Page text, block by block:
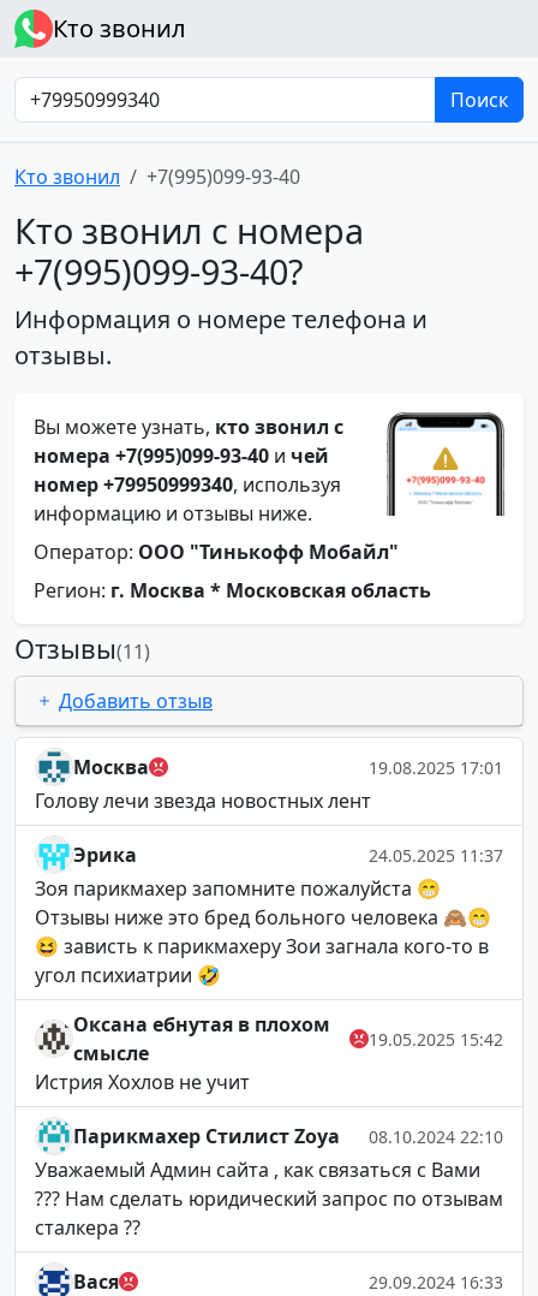
Кто звонил
Поиск
Кто звонил +7(995)099-93-40
Кто звонил с номера
+7(995)099-93-40?
Информация о номере телефона и
отзывы.
Вы можете узнать, кто звонил с
номера +7(995)099-93-40 и чей
номер +79950999340, используя
информацию и отзывы ниже.
Оператор: ООО "Тинькофф Мобайл"
Регион: г. Москва * Московская область
Отзывы(11)
Добавить отзыв
Москва 19.08.2025 17:01
Голову лечи звезда новостных лент
Эрика 24.05.2025 11:37
Зоя парикмахер запомните пожалуйста 😁
Отзывы ниже это бред больного человека 🙈😁
😆 зависть к парикмахеру Зои загнала кого-то в
угол психиатрии 🤣
Оксана ебнутая в плохом
смысле
19.05.2025 15:42
Истрия Хохлов не учит
Парикмахер Стилист Zoya 08.10.2024 22:10
Уважаемый Админ сайта , как связаться с Вами
??? Нам сделать юридический запрос по отзывам
сталкера ??
Вася 29.09.2024 16:33